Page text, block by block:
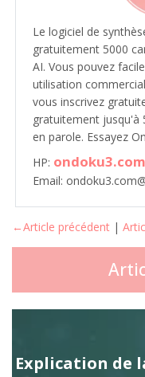
Le logiciel de
gratuitement 5000
AI. Vous pouvez
utilisation
vous inscrivez
gratuitement jusqu'à
en parole. Essayez
HP: ondoku3.com
Email:
←Article précédent |
Explication de